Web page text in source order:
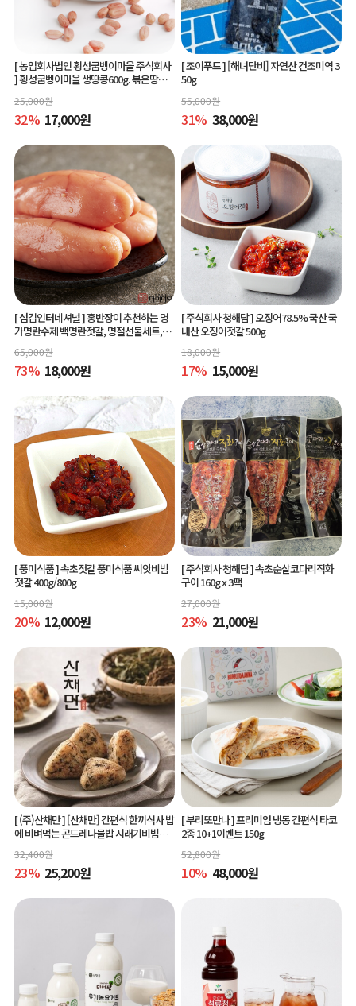
[ 농업회사법인 횡성굼벵이마을 주식회사
]횡성굼벵이마을 생땅콩600g. 볶은땅콩6
25,000원
32% 17,000원
[ 조이푸드 ][해녀단비] 자연산 건조미역 3
50g
55,000원
31% 38,000원
[ 섬김인터네셔널 ]홍반장이 추천하는 명
가명란수제 백명란젓갈, 명절선물세트,공
65,000원
73% 18,000원
[ 주식회사 청해담 ]오징어78.5% 국산 국
내산 오징어젓갈 500g
18,000원
17% 15,000원
[ 풍미식품 ]속초젓갈 풍미식품 씨앗비빔
젓갈 400g/800g
15,000원
20% 12,000원
[ 주식회사 청해담 ]속초순살코다리직화
구이 160g x 3팩
27,000원
23% 21,000원
[ (주)산채만 ][산채만] 간편식 한끼식사 밥
에 비벼먹는 곤드레나물밥 시래기비빔밥
32,400원
23% 25,200원
[ 부리또만나 ]프리미엄 냉동 간편식 타코
2종 10+1이벤트 150g
52,800원
10% 48,000원